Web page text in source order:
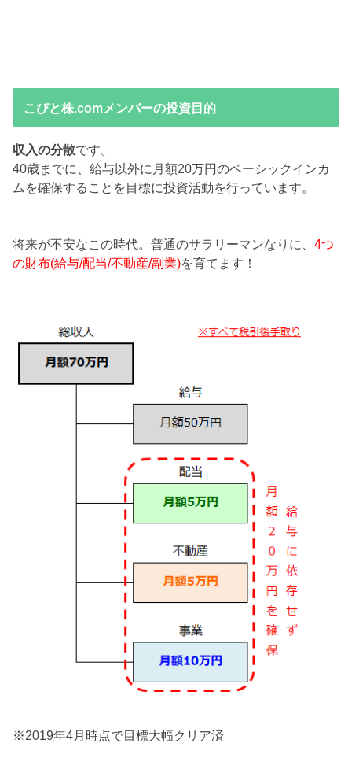
こびと株.comメンバーの投資目的
収入の分散です。
40歳までに、給与以外に月額20万円のベーシックインカ
ムを確保することを目標に投資活動を行っています。
将来が不安なこの時代。普通のサラリーマンなりに、4つ
の財布(給与/配当/不動産/副業)を育てます！
※2019年4月時点で目標大幅クリア済